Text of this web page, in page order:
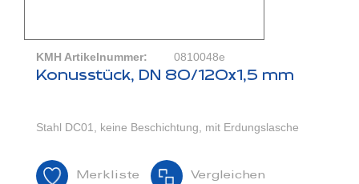
KMH Artikelnummer: 0810048e
Konusstück, DN 80/120x1,5 mm
Stahl DC01, keine Beschichtung, mit Erdungslasche
Merkliste Vergleichen